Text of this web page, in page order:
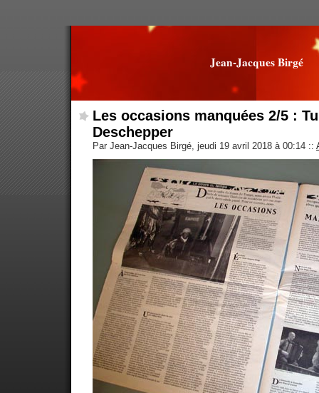
Jean-Jacques Birgé
Les occasions manquées 2/5 :
Deschepper
Par Jean-Jacques Birgé, jeudi 19 avril 2018 à 00:14 ::